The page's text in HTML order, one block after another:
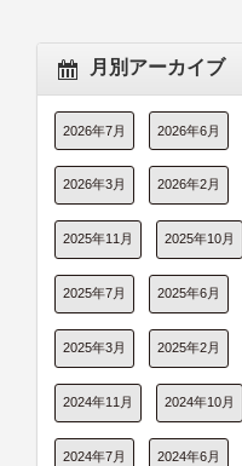
月別アーカイブ
2026年7月 2026年6月
2026年3月 2026年2月
2025年11月 2025年10月
2025年7月 2025年6月
2025年3月 2025年2月
2024年11月 2024年10月
2024年7月 2024年6月